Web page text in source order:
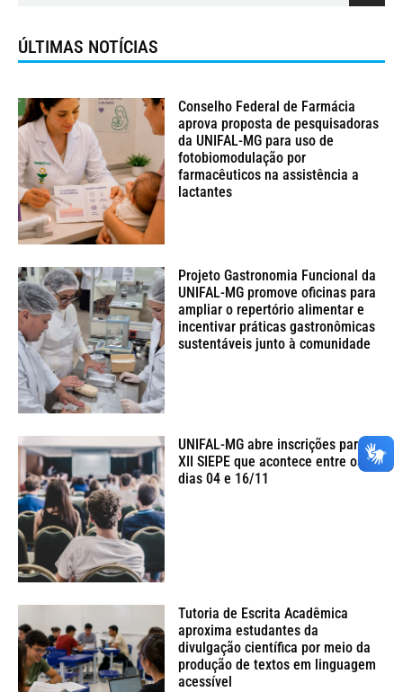
ÚLTIMAS NOTÍCIAS
Conselho Federal de Farmácia
aprova proposta de pesquisadoras
da UNIFAL-MG para uso de
fotobiomodulação por
farmacêuticos na assistência a
lactantes
Projeto Gastronomia Funcional da
UNIFAL-MG promove oficinas para
ampliar o repertório alimentar e
incentivar práticas gastronômicas
sustentáveis junto à comunidade
UNIFAL-MG abre inscrições para o
XII SIEPE que acontece entre os
dias 04 e 16/11
Tutoria de Escrita Acadêmica
aproxima estudantes da
divulgação científica por meio da
produção de textos em linguagem
acessível